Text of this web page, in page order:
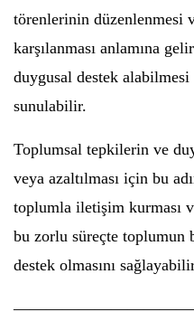
törenlerinin düzenlenmesi
karşılanması anlamına
duygusal destek
sunulabilir.
Toplumsal tepkilerin ve
veya azaltılması için bu
toplumla iletişim kurması
bu zorlu süreçte toplumun
destek olmasını